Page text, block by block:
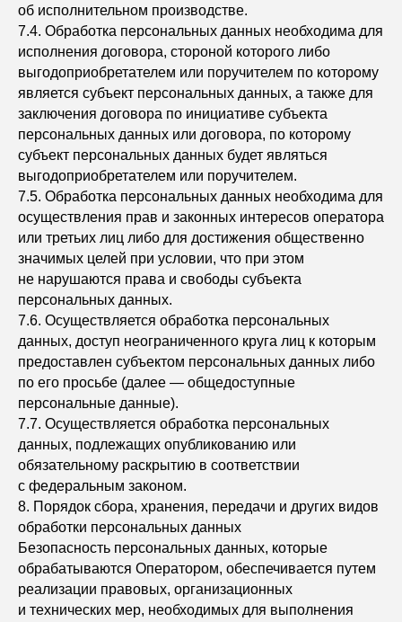
об исполнительном производстве.
7.4. Обработка персональных данных необходима для
исполнения договора, стороной которого либо
выгодоприобретателем или поручителем по которому
является субъект персональных данных, а также для
заключения договора по инициативе субъекта
персональных данных или договора, по которому
субъект персональных данных будет являться
выгодоприобретателем или поручителем.
7.5. Обработка персональных данных необходима для
осуществления прав и законных интересов оператора
или третьих лиц либо для достижения общественно
значимых целей при условии, что при этом
не нарушаются права и свободы субъекта
персональных данных.
7.6. Осуществляется обработка персональных
данных, доступ неограниченного круга лиц к которым
предоставлен субъектом персональных данных либо
по его просьбе (далее — общедоступные
персональные данные).
7.7. Осуществляется обработка персональных
данных, подлежащих опубликованию или
обязательному раскрытию в соответствии
с федеральным законом.
8. Порядок сбора, хранения, передачи и других видов
обработки персональных данных
Безопасность персональных данных, которые
обрабатываются Оператором, обеспечивается путем
реализации правовых, организационных
и технических мер, необходимых для выполнения
к партнёрству
и новым
возможностям
ткрыты
О